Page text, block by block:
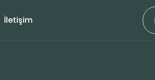
İletişim